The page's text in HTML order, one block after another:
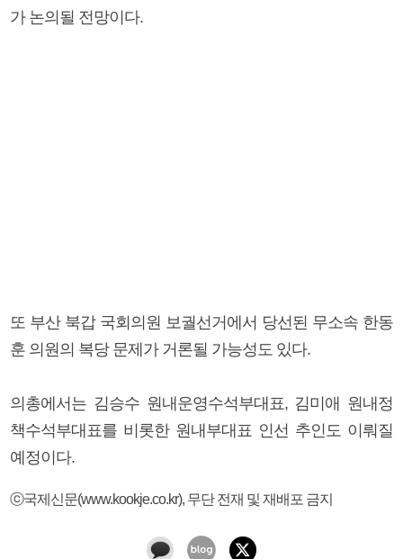
가 논의될 전망이다.
또 부산 북갑 국회의원 보궐선거에서 당선된 무소속 한동
훈 의원의 복당 문제가 거론될 가능성도 있다.
의총에서는 김승수 원내운영수석부대표, 김미애 원내정
책수석부대표를 비롯한 원내부대표 인선 추인도 이뤄질
예정이다.
ⓒ국제신문(www.kookje.co.kr), 무단 전재 및 재배포 금지